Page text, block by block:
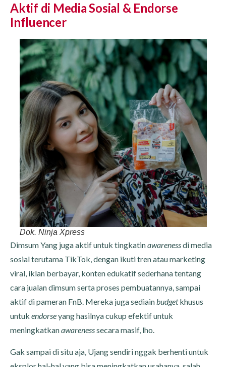
Aktif di Media Sosial & Endorse
Influencer
Dok. Ninja Xpress
Dimsum Yang juga aktif untuk tingkatinawarenessdi media
sosial terutama TikTok, dengan ikuti tren atau marketing
viral, iklan berbayar, konten edukatif sederhana tentang
cara jualan dimsum serta proses pembuatannya, sampai
aktif di pameran FnB. Mereka juga sediainbudgetkhusus
untuk endorseyang hasilnya cukup efektif untuk
meningkatkanawarenesssecara masif, lho.
Gak sampai di situ aja, Ujang sendiri nggak berhenti untuk